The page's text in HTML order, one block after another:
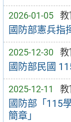
2026-01-05 教
國防部憲兵指
2025-12-30 教
國防部民國
2025-12-11 教
國防部「115
簡章」